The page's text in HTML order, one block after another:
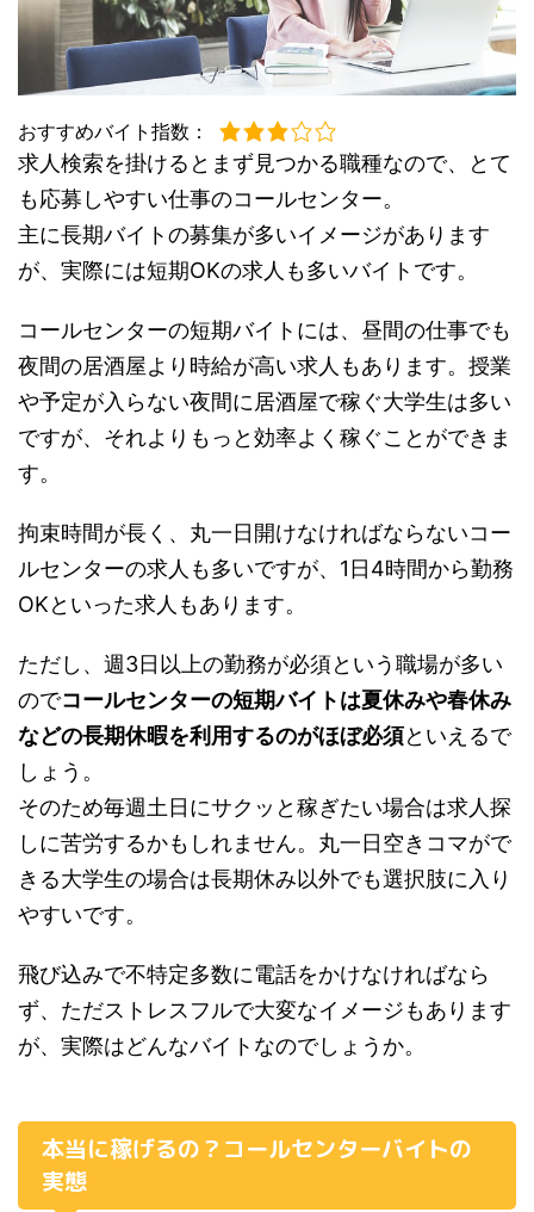
おすすめバイト指数：
求人検索を掛けるとまず見つかる職種なので、とて
も応募しやすい仕事のコールセンター。
主に長期バイトの募集が多いイメージがあります
が、実際には短期OKの求人も多いバイトです。
コールセンターの短期バイトには、 昼間の仕事でも
夜間の居酒屋より時給が高い求人もあります。 授業
や予定が入らない夜間に居酒屋で稼ぐ大学生は多い
ですが、それよりもっと効率よく稼ぐことができま
す。
拘束時間が長く、丸一日開けなければならないコー
ルセンターの求人も多いですが、1日4時間から勤務
OKといった求人もあります。
ただし、週3日以上の勤務が必須という職場が多い
のでコールセンターの短期バイトは夏休みや春休み
などの長期休暇を利用するのがほぼ必須といえるで
しょう。
そのため毎週土日にサクッと稼ぎたい場合は求人探
しに苦労するかもしれません。 丸一日空きコマがで
きる大学生の場合は長期休み以外でも選択肢に入り
やすいです。
飛び込みで不特定多数に電話をかけなければなら
ず、ただストレスフルで大変なイメージもあります
が、実際はどんなバイトなのでしょうか。
本当に稼げるの？コールセンターバイトの
実態